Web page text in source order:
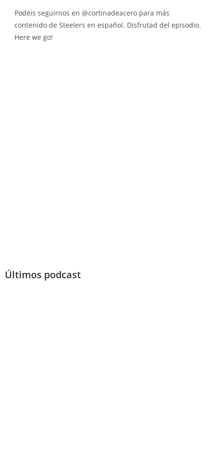
Podéis seguirnos en @cortinadeacero para más
contenido de Steelers en español. Disfrutad del episodio.
Here we go!
Últimos podcast